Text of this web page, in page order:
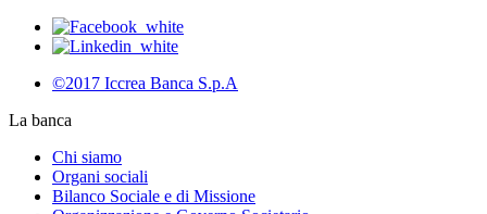
©2017 Iccrea Banca S.p.A
La banca
Chi siamo
Organi sociali
Bilanco Sociale e di Missione